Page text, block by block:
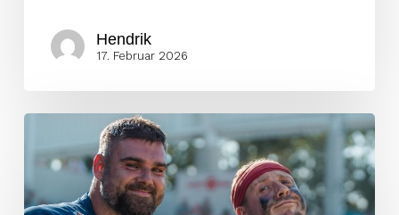
Hendrik
17. Februar 2026
Publikumslieblinge
Phillip
Most
und